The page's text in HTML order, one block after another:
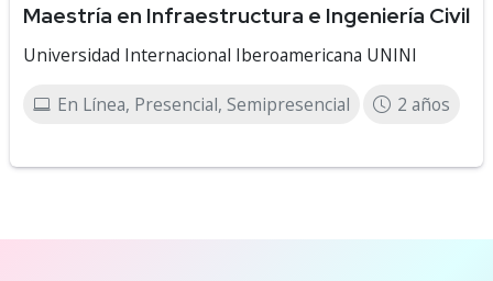
Maestría en Infraestructura e Ingeniería Civil
Universidad Internacional Iberoamericana UNINI
En Línea, Presencial, Semipresencial 2 años